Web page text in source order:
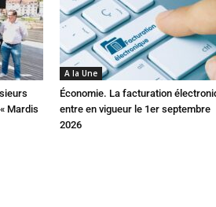
Mardis
A la Une
Économie. La facturation
entre en vigueur le 1er septembre
2026